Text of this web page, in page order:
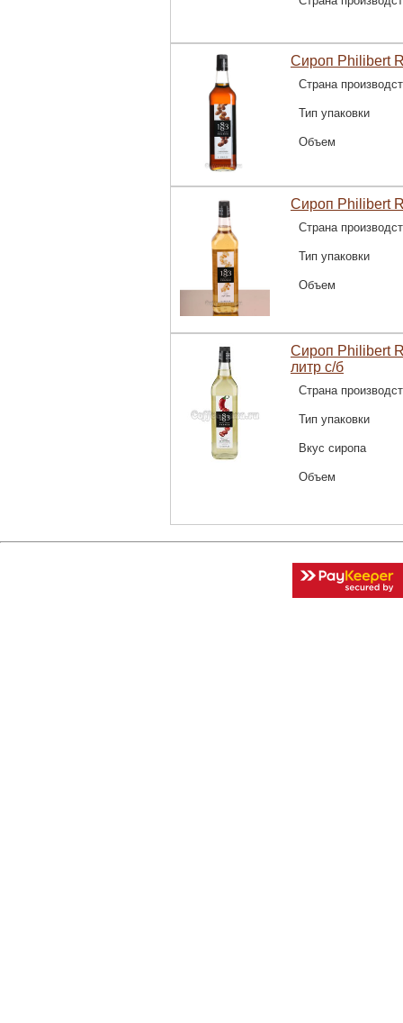
Сироп Philibert
Страна
Тип упаковки
Объем
Сироп Philibert
Страна
Тип упаковки
Объем
Сироп Philibert
литр с/б
Страна
Тип упаковки
Вкус сиропа
Объем